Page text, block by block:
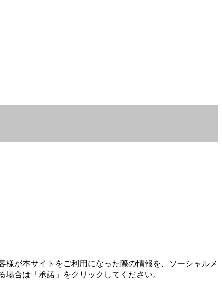
が本サイトをご利用になった際の情報を、ソーシャルメ
合は「承諾」をクリックしてください。